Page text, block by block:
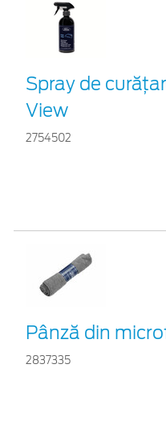
Spray de
View
2754502
Pânză din
2837335